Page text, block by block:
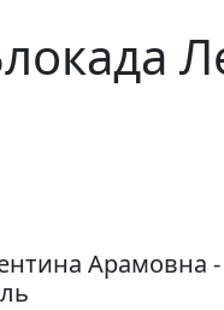
Арамовна -